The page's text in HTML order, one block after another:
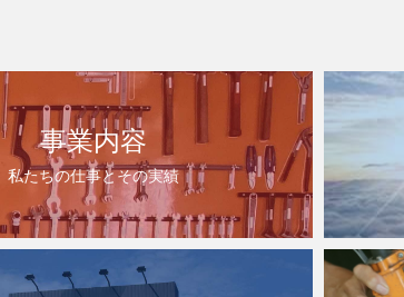
事業内容
私たちの仕事とその実績